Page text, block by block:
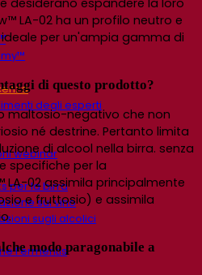
degli esperti
webinar
per la birra
sul vino
sugli alcolici
Fermentis
LA-02 ha un profilo neutro e
per un'ampia gamma di
di questo prodotto?
maltosio-negativo che non
né destrine. Pertanto limita
di alcool nella birra. senza
specifiche per la
LA-02assimila principalmente
e fruttosio) e assimila
modo paragonabile a